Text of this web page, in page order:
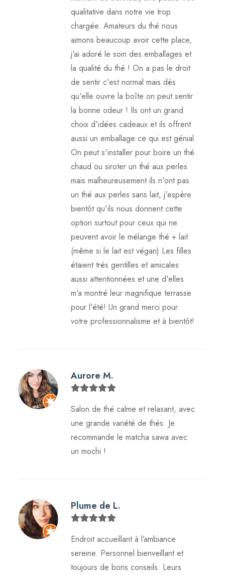
qualitative dans notre vie trop
chargée. Amateurs du thé nous
aimons beaucoup avoir cette place,
j'ai adoré le soin des emballages et
la qualité du thé ! On a pas le droit
de sentir c'est normal mais dès
qu'elle ouvre la boîte on peut sentir
la bonne odeur ! Ils ont un grand
choix d'idées cadeaux et ils offrent
aussi un emballage ce qui est génial.
On peut s'installer pour boire un thé
chaud ou siroter un thé aux perles
mais malheureusement ils n'ont pas
un thé aux perles sans lait, j'espère
bientôt qu'ils nous donnent cette
option surtout pour ceux qui ne
peuvent avoir le mélange thé + lait
(même si le lait est végan) Les filles
étaient très gentilles et amicales
aussi attentionnées et une d'elles
m'a montré leur magnifique terrasse
pour l'été! Un grand merci pour
votre professionnalisme et à bientôt!
Aurore M.
Salon de thé calme et relaxant, avec
une grande variété de thés. Je
recommande le matcha sawa avec
un mochi !
Plume de L.
Endroit accueillant à l’ambiance
sereine. Personnel bienveillant et
toujours de bons conseils. Leurs